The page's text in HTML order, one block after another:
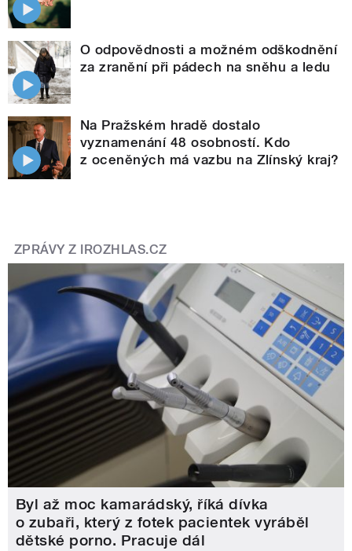
O odpovědnosti a možném odškodnění
za zranění při pádech na sněhu a ledu
Na Pražském hradě dostalo
vyznamenání 48 osobností. Kdo
z oceněných má vazbu na Zlínský kraj?
ZPRÁVY Z IROZHLAS.CZ
Byl až moc kamarádský, říká dívka
o zubaři, který z fotek pacientek vyráběl
dětské porno. Pracuje dál